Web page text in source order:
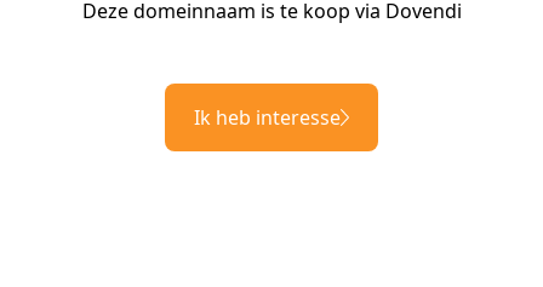
Deze domeinnaam is te koop via Dovendi
Ik heb interesse